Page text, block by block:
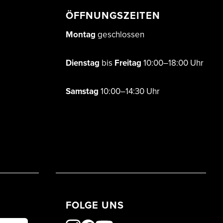
ÖFFNUNGSZEITEN
Montag geschlossen
Dienstag bis Freitag 10:00–18:00 Uhr
Samstag 10:00–14:30 Uhr
FOLGE UNS